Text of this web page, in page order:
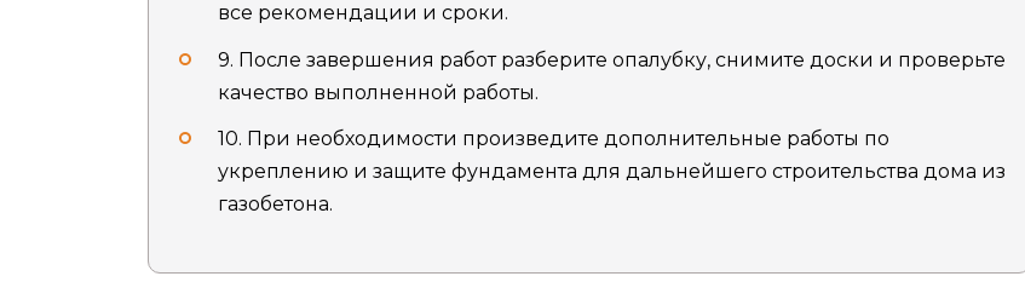
все рекомендации и сроки.
9. После завершения работ разберите опалубку, снимите доски и проверьте
качество выполненной работы.
10. При необходимости произведите дополнительные работы по
укреплению и защите фундамента для дальнейшего строительства дома из
газобетона.